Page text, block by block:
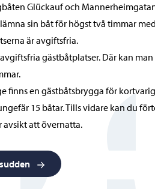
Glückauf och
sin båt för högst två timmar
är avgiftsfria.
gästbåtplatser. Där kan man
finns en gästbåtsbrygga för kortvarig
15 båtar. Tills vidare kan du
avsikt att övernatta.